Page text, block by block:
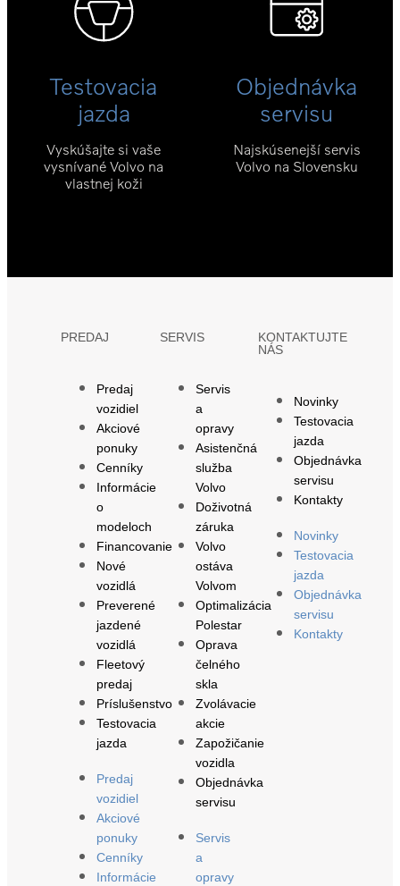
Testovacia
jazda
Vyskúšajte si vaše
vysnívané Volvo na
vlastnej koži
Objednávka
servisu
Najskúsenejší servis
Volvo na Slovensku
PREDAJ
Predaj
vozidiel
Akciové
ponuky
Cenníky
Informácie
o
modeloch
Financovanie
Nové
vozidlá
Preverené
jazdené
vozidlá
Fleetový
predaj
Príslušenstvo
Testovacia
jazda
Predaj
vozidiel
Akciové
ponuky
Cenníky
Informácie
SERVIS
Servis
a
opravy
Asistenčná
služba
Volvo
Doživotná
záruka
Volvo
ostáva
Volvom
Optimalizácia
Polestar
Oprava
čelného
skla
Zvolávacie
akcie
Zapožičanie
vozidla
Objednávka
servisu
Servis
a
opravy
KONTAKTUJTE
NÁS
Novinky
Testovacia
jazda
Objednávka
servisu
Kontakty
Novinky
Testovacia
jazda
Objednávka
servisu
Kontakty